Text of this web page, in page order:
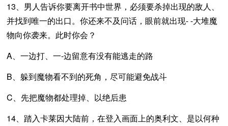
13、男人告诉你要离开书中世界，必须要杀掉出现的敌人、
并找到唯一的出口。你还来不及问话，眼前就出现- -大堆魔
物向你袭来。此时你会？
A、一边打、一-边留意有没有能逃走的路
B、躲到魔物看不到的死角，尽可能避免战斗
C、先把魔物都处理掉、以绝后患
14、踏入卡莱因大陆前，在登入画面上的奥利文、是以何种